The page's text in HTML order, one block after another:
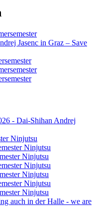
Jasenc in Graz – Save
- Dai-Shihan Andrej
Ninjutsu
Ninjutsu
Ninjutsu
Ninjutsu
Ninjutsu
Ninjutsu
Ninjutsu
auch in der Halle - we are